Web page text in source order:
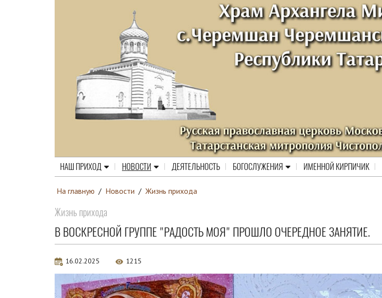
НАШ ПРИХОД НОВОСТИ ДЕЯТЕЛЬНОСТЬ БОГОСЛУЖЕНИЯ ИМЕННОЙ КИРПИЧИК
На главную / Новости / Жизнь прихода
Жизнь прихода
В ВОСКРЕСНОЙ ГРУППЕ "РАДОСТЬ МОЯ" ПРОШЛО ОЧЕРЕДНОЕ ЗАНЯТИЕ.
16.02.2025 1215